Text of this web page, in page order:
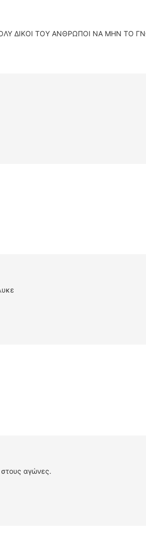
ΔΙΚΟΙ ΤΟΥ ΑΝΘΡΩΠΟΙ ΝΑ ΜΗΝ ΤΟ
αγώνες.